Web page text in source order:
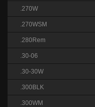
.270W
.270WSM
.280Rem
.30-06
.30-30W
.300BLK
.300WM